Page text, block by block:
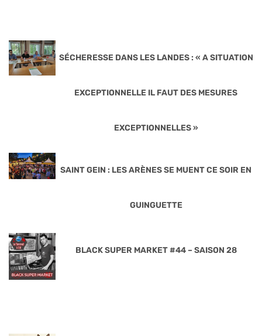
SÉCHERESSE DANS LES LANDES : « A SITUATION
EXCEPTIONNELLE IL FAUT DES MESURES
EXCEPTIONNELLES »
SAINT GEIN : LES ARÈNES SE MUENT CE SOIR EN
GUINGUETTE
BLACK SUPER MARKET #44 – SAISON 28